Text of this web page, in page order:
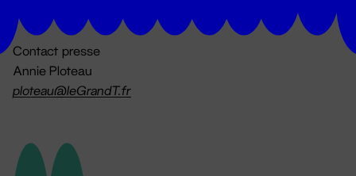
Contact presse
Annie Ploteau
ploteau@leGrandT.fr